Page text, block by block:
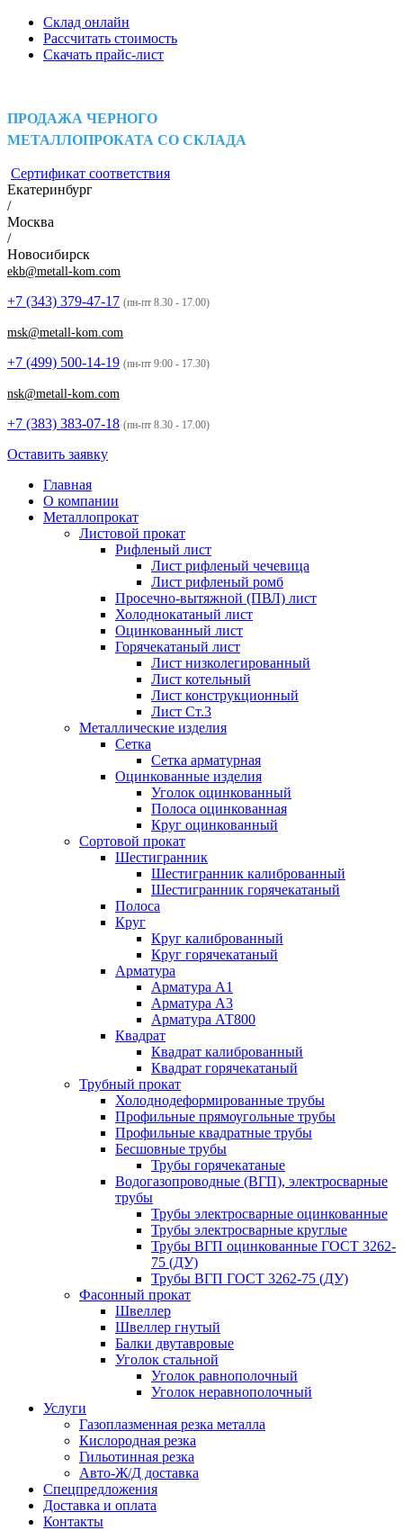
Склад онлайн
Рассчитать стоимость
Скачать прайс-лист
ПРОДАЖА ЧЕРНОГО
МЕТАЛЛОПРОКАТА СО СКЛАДА
Сертификат соответствия
Екатеринбург
/
Москва
/
Новосибирск
ekb@metall-kom.com
+7 (343) 379-47-17 (пн-пт 8.30 - 17.00)
msk@metall-kom.com
+7 (499) 500-14-19 (пн-пт 9:00 - 17.30)
nsk@metall-kom.com
+7 (383) 383-07-18 (пн-пт 8.30 - 17.00)
Оставить заявку
Главная
О компании
Металлопрокат
Листовой прокат
Рифленый лист
Лист рифленый чечевица
Лист рифленый ромб
Просечно-вытяжной (ПВЛ) лист
Холоднокатаный лист
Оцинкованный лист
Горячекатаный лист
Лист низколегированный
Лист котельный
Лист конструкционный
Лист Ст.3
Металлические изделия
Сетка
Сетка арматурная
Оцинкованные изделия
Уголок оцинкованный
Полоса оцинкованная
Круг оцинкованный
Сортовой прокат
Шестигранник
Шестигранник калиброванный
Шестигранник горячекатаный
Полоса
Круг
Круг калиброванный
Круг горячекатаный
Арматура
Арматура А1
Арматура А3
Арматура АТ800
Квадрат
Квадрат калиброванный
Квадрат горячекатаный
Трубный прокат
Холоднодеформированные трубы
Профильные прямоугольные трубы
Профильные квадратные трубы
Бесшовные трубы
Трубы горячекатаные
Водогазопроводные (ВГП), электросварные
трубы
Трубы электросварные оцинкованные
Трубы электросварные круглые
Трубы ВГП оцинкованные ГОСТ 3262-
75 (ДУ)
Трубы ВГП ГОСТ 3262-75 (ДУ)
Фасонный прокат
Швеллер
Швеллер гнутый
Балки двутавровые
Уголок стальной
Уголок равнополочный
Уголок неравнополочный
Услуги
Газоплазменная резка металла
Кислородная резка
Гильотинная резка
Авто-Ж/Д доставка
Спецпредложения
Доставка и оплата
Контакты